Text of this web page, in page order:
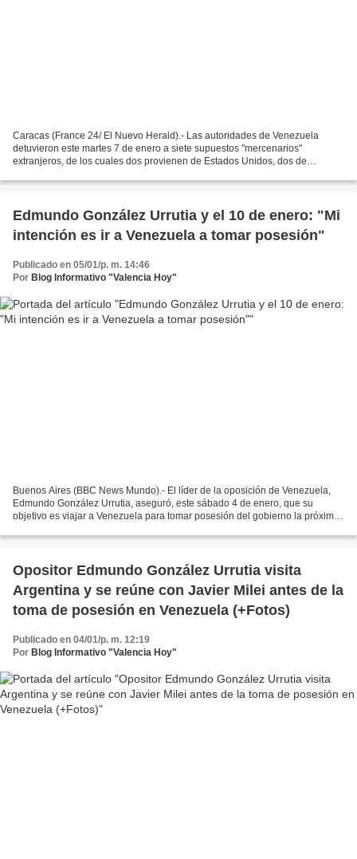
Caracas (France 24/ El Nuevo Herald).- Las autoridades de Venezuela
detuvieron este martes 7 de enero a siete supuestos "mercenarios"
extranjeros, de los cuales dos provienen de Estados Unidos, dos de
Edmundo González Urrutia y el 10 de enero: "Mi
intención es ir a Venezuela a tomar posesión"
Publicado en 05/01/p. m. 14:46
Por Blog Informativo "Valencia Hoy"
Buenos Aires (BBC News Mundo).- El líder de la oposición de Venezuela,
Edmundo González Urrutia, aseguró, este sábado 4 de enero, que su
objetivo es viajar a Venezuela para tomar posesión del gobierno la próxima
Opositor Edmundo González Urrutia visita
Argentina y se reúne con Javier Milei antes de la
toma de posesión en Venezuela (+Fotos)
Publicado en 04/01/p. m. 12:19
Por Blog Informativo "Valencia Hoy"